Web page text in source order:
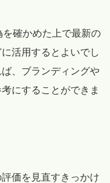
確かめた上で最新の
活用するとよいでし
、ブランディングや
にすることができま
価を見直すきっかけ